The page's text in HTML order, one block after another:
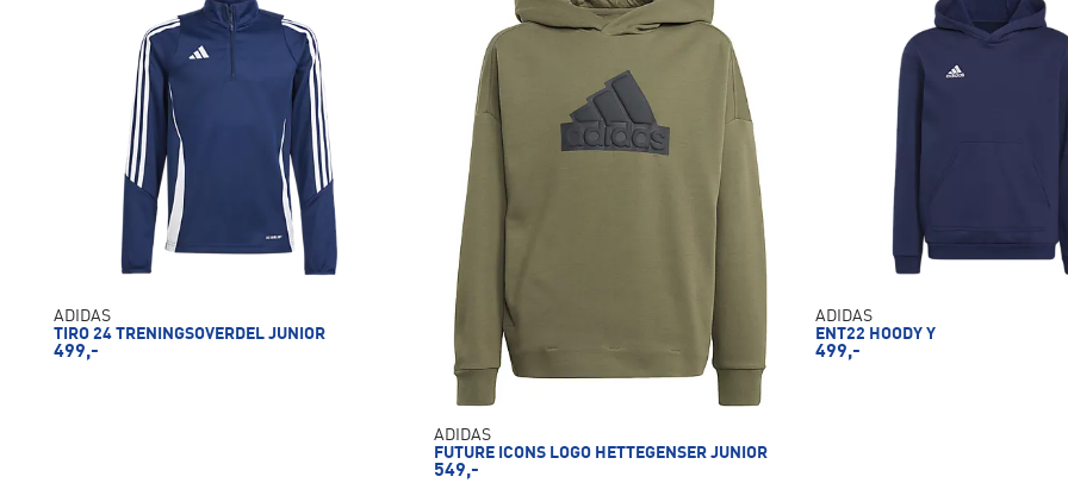
ADIDAS
TIRO 24 TRENINGSOVERDEL JUNIOR
499,-
ADIDAS
FUTURE ICONS LOGO HETTEGENSER JUNIOR
549,-
ADIDAS
ENT22 HOODY Y
499,-